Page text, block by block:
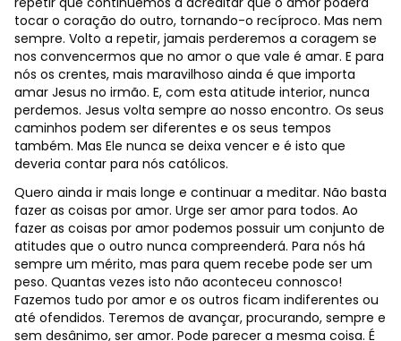
tocar o coração do outro, tornando-o recíproco. Mas nem
sempre. Volto a repetir, jamais perderemos a coragem se
nos convencermos que no amor o que vale é amar. E para
nós os crentes, mais maravilhoso ainda é que importa
amar Jesus no irmão. E, com esta atitude interior, nunca
perdemos. Jesus volta sempre ao nosso encontro. Os seus
caminhos podem ser diferentes e os seus tempos
também. Mas Ele nunca se deixa vencer e é isto que
deveria contar para nós católicos.
Quero ainda ir mais longe e continuar a meditar. Não basta
fazer as coisas por amor. Urge ser amor para todos. Ao
fazer as coisas por amor podemos possuir um conjunto de
atitudes que o outro nunca compreenderá. Para nós há
sempre um mérito, mas para quem recebe pode ser um
peso. Quantas vezes isto não aconteceu connosco!
Fazemos tudo por amor e os outros ficam indiferentes ou
até ofendidos. Teremos de avançar, procurando, sempre e
sem desânimo, ser amor. Pode parecer a mesma coisa. É